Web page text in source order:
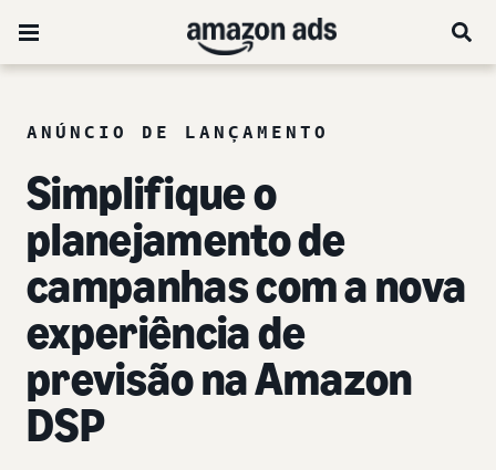
ANÚNCIO DE LANÇAMENTO
Simplifique o
planejamento de
campanhas com a nova
experiência de
previsão na Amazon
DSP